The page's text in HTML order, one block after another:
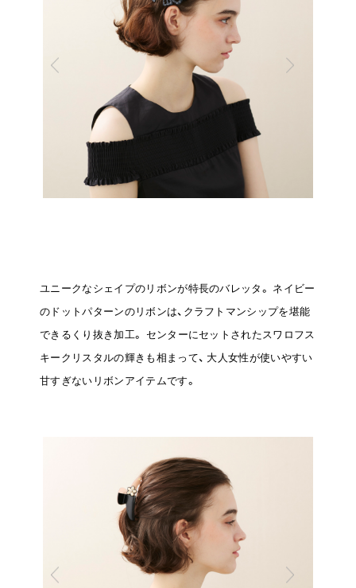
ユニークなシェイプのリボンが特長のバレッタ。 ネイビー
のドットパターンのリボンは、クラフトマンシップを堪能
できるくり抜き加工。 センターにセットされたスワロフス
キークリスタルの輝きも相まって、 大人女性が使いやすい
甘すぎないリボンアイテムです。